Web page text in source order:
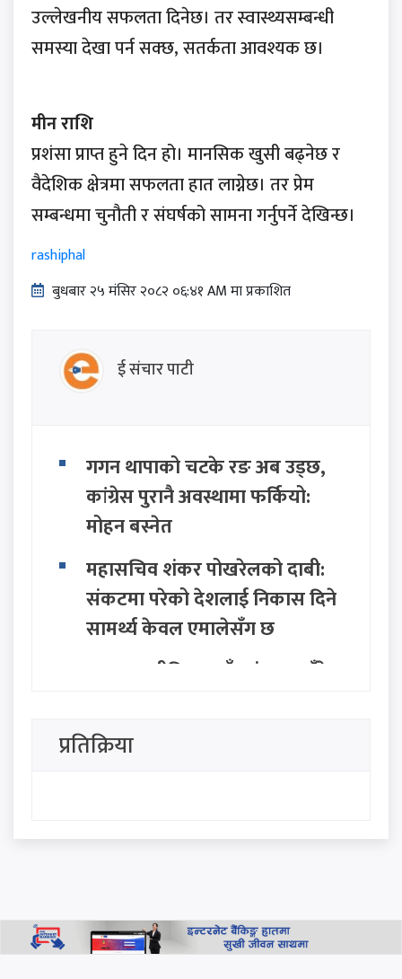
उल्लेखनीय सफलता दिनेछ। तर स्वास्थ्यसम्बन्धी
समस्या देखा पर्न सक्छ, सतर्कता आवश्यक छ।
मीन राशि
प्रशंसा प्राप्त हुने दिन हो। मानसिक खुसी बढ्नेछ र
वैदेशिक क्षेत्रमा सफलता हात लाग्नेछ। तर प्रेम
सम्बन्धमा चुनौती र संघर्षको सामना गर्नुपर्ने देखिन्छ।
rashiphal
बुधबार २५ मंसिर २०८२ ०६:४१ AM मा प्रकाशित
ई संचार पाटी
गगन थापाको चटके रङ अब उड्छ,
कांग्रेस पुरानै अवस्थामा फर्कियो:
मोहन बस्नेत
महासचिव शंकर पोखरेलको दाबी:
संकटमा परेको देशलाई निकास दिने
सामर्थ्य केवल एमालेसँग छ
सत्ता राजनीतिमा नयाँ तरंग: २८ बुँदे
दलद्वारा मोर्चा घोषणा
"जनताको धैर्य टुटेको दिन यी ठाउँ
भन्ने स्टाटस पछि मनिष झाको
प्रतिक्रिया